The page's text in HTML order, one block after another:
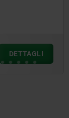
DETTAGLI